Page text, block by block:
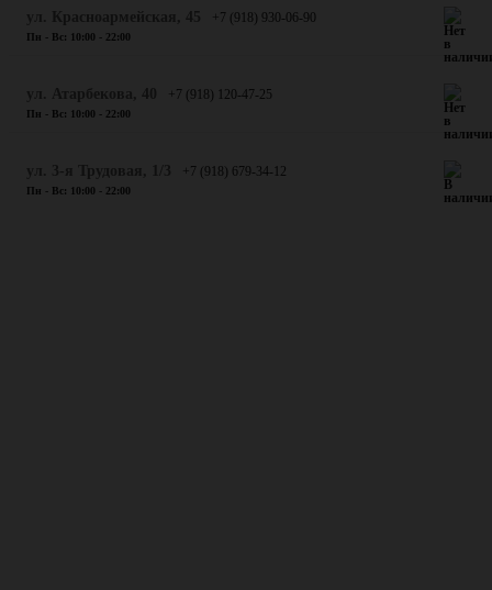
+7 (918) 930-06-90
Пн - Вс: 10:00 - 22:00
+7 (918) 120-47-25
Пн - Вс: 10:00 - 22:00
+7 (918) 679-34-12
Пн - Вс: 10:00 - 22:00